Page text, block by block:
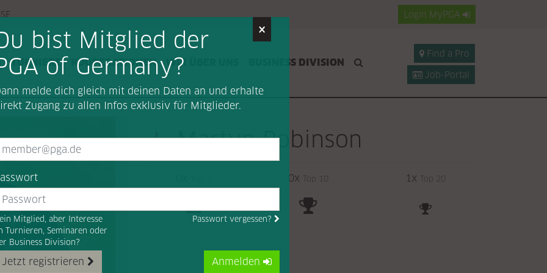
Login MyPGA
TURNIERE KOOPERATIONEN WIR ÜBER UNS BUSINESS DIVISION
Find a Pro
Job-Portal
Martyn Robinson
0x Top 10 1x Top 20
×
bist Mitglied der
of Germany?
melde dich gleich mit deinen Daten an und erhalte
Zugang zu allen Infos exklusiv für Mitglieder.
Mitglied, aber Interesse
Turnieren, Seminaren oder
Business Division?
Passwort vergessen?
Jetzt registrieren Anmelden